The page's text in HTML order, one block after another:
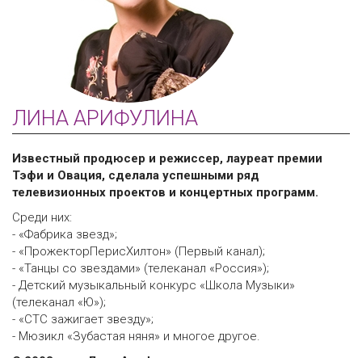
ЛИНА АРИФУЛИНА
Известный продюсер и режиссер, лауреат премии
Тэфи и Овация, сделала успешными ряд
телевизионных проектов и концертных программ.
Среди них:
- «Фабрика звезд»;
- «ПрожекторПерисХилтон» (Первый канал);
- «Танцы со звездами» (телеканал «Россия»);
- Детский музыкальный конкурс «Школа Музыки»
(телеканал «Ю»);
- «СТС зажигает звезду»;
- Мюзикл «Зубастая няня» и многое другое.